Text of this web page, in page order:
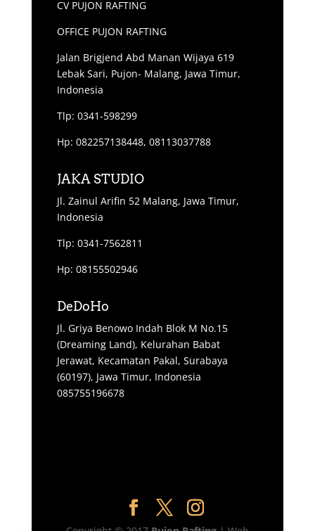
CV PUJON RAFTING
OFFICE PUJON RAFTING
Jalan Brigjend Abd Manan Wijaya 619
Lebak Sari, Pujon- Malang, Jawa Timur,
Indonesia
Tlp: 0341-598299
Hp: 082257138448, 08113037788
JAKA STUDIO
Jl. Zainul Arifin 52 Malang, Jawa Timur,
Indonesia
Tlp: 0341-7562811
Hp: 08155502946
DeDoHo
Jl. Griya Benowo Indah Blok M No.15
(Dreaming Land), Kelurahan Babat
Jerawat, Kecamatan Pakal, Surabaya
(60197), Jawa Timur, Indonesia
085755196678